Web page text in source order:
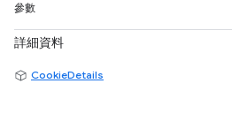
參數
詳細資料
CookieDetails